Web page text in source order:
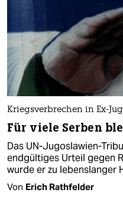
Kriegsverbrechen in Ex-
Für viele Serben
Das UN-Jugoslawien-
endgültiges Urteil gegen
wurde er zu lebenslanger
Von Erich Rathfelder